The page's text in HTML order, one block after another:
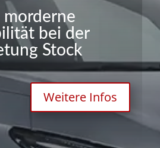
morderne
bei der
Stock
Weitere Infos